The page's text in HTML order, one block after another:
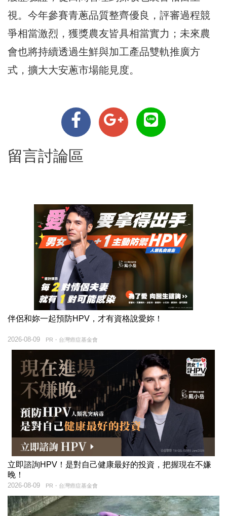
視。今年參賽青蔥品質整齊優良，評審過程競
爭相當激烈，獲獎農友皆具相當實力；未來農
會也將持續透過生鮮與加工產品雙軌推廣方
式，擴大大安蔥市場能見度。
留言討論區
伴侶和妳一起預防HPV，才有資格說愛妳！
PR・台灣癌症基金會
2026-08-09
立即諮詢HPV！是對自己健康最好的投資，把握現在不嫌
晚！
PR・台灣癌症基金會
2026-08-09